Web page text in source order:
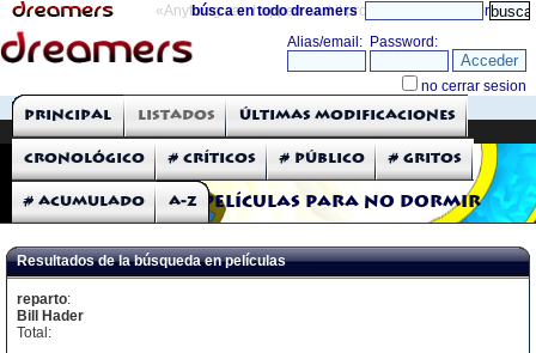
«Anything can happen and it probably will» directorio
búsca en todo dreamers
THE DREAMERS
Críticas: Películas
Películas para no dormir
Principal Listados Últimas modificaciones
Cronológico # Críticos # Público # Gritos
# Acumulado A-Z
Resultados de la búsqueda en películas
reparto:
Bill Hader
Total: